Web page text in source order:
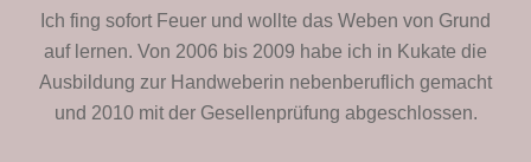
Ich fing sofort Feuer und wollte das Weben von Grund
auf lernen. Von 2006 bis 2009 habe ich in Kukate die
Ausbildung zur Handweberin nebenberuflich gemacht
und 2010 mit der Gesellenprüfung abgeschlossen.